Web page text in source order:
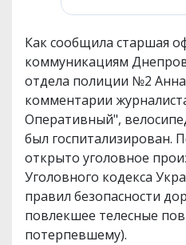
Как сообщила старшая
коммуникациям
отдела полиции №2
комментарии
Оперативный",
был госпитализирован.
открыто уголовное
Уголовного кодекса
правил безопасности
повлекшее телесные
потерпевшему).